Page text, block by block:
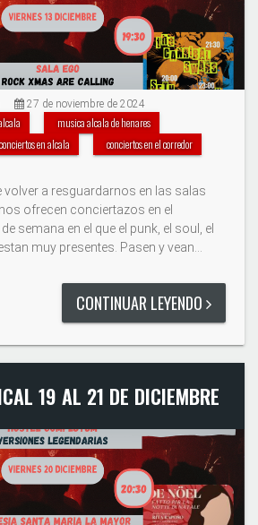
27 de noviembre de 2024
musica alcala de henares
conciertos en alcala conciertos en el corredor
volver a resguardarnos en las salas
ofrecen conciertazos en el
semana en el que el punk, el soul, el
muy presentes. Pasen y vean...
CONTINUAR LEYENDO
19 AL 21 DE DICIEMBRE